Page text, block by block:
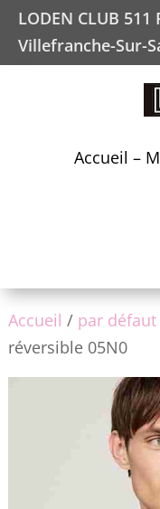
LODEN CLUB
Villefranche-Sur-
Accueil –
Accueil / par défaut
réversible 05N0